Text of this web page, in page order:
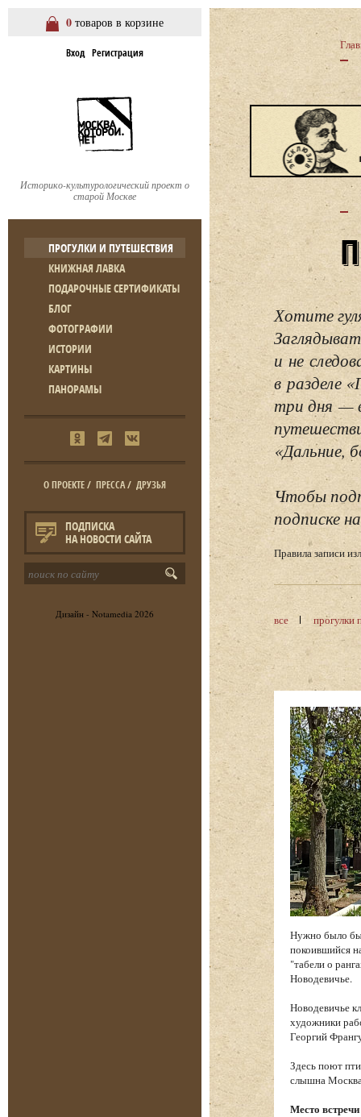
0 товаров в корзине
Вход Регистрация
Историко-культурологический проект о
старой Москве
ПРОГУЛКИ И ПУТЕШЕСТВИЯ
КНИЖНАЯ ЛАВКА
ПОДАРОЧНЫЕ СЕРТИФИКАТЫ
БЛОГ
ФОТОГРАФИИ
ИСТОРИИ
КАРТИНЫ
ПАНОРАМЫ
О ПРОЕКТЕ/ ПРЕССА/ ДРУЗЬЯ
ПОДПИСКА
НА НОВОСТИ САЙТА
Дизайн - Notamedia 2026
Хотите
и не
в разделе
три дня —
«Дальние,
Чтобы
подписке
Правила записи
все прогулки
Нужно было
покоившийся
"табели о
Новодевичье.
Новодевичье
художники
Георгий
Здесь поют
слышна
Место